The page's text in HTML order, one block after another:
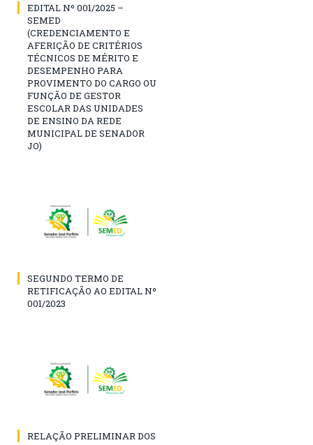
EDITAL Nº 001/2025 –
SEMED
(CREDENCIAMENTO E
AFERIÇÃO DE CRITÉRIOS
TÉCNICOS DE MÉRITO E
DESEMPENHO PARA
PROVIMENTO DO CARGO OU
FUNÇÃO DE GESTOR
ESCOLAR DAS UNIDADES
DE ENSINO DA REDE
MUNICIPAL DE SENADOR
JO)
SEGUNDO TERMO DE
RETIFICAÇÃO AO EDITAL Nº
001/2023
RELAÇÃO PRELIMINAR DOS